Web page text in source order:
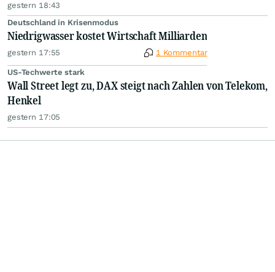
gestern 18:43
Deutschland in Krisenmodus
Niedrigwasser kostet Wirtschaft Milliarden
gestern 17:55 1 Kommentar
US-Techwerte stark
Wall Street legt zu, DAX steigt nach Zahlen von Telekom,
Henkel
gestern 17:05